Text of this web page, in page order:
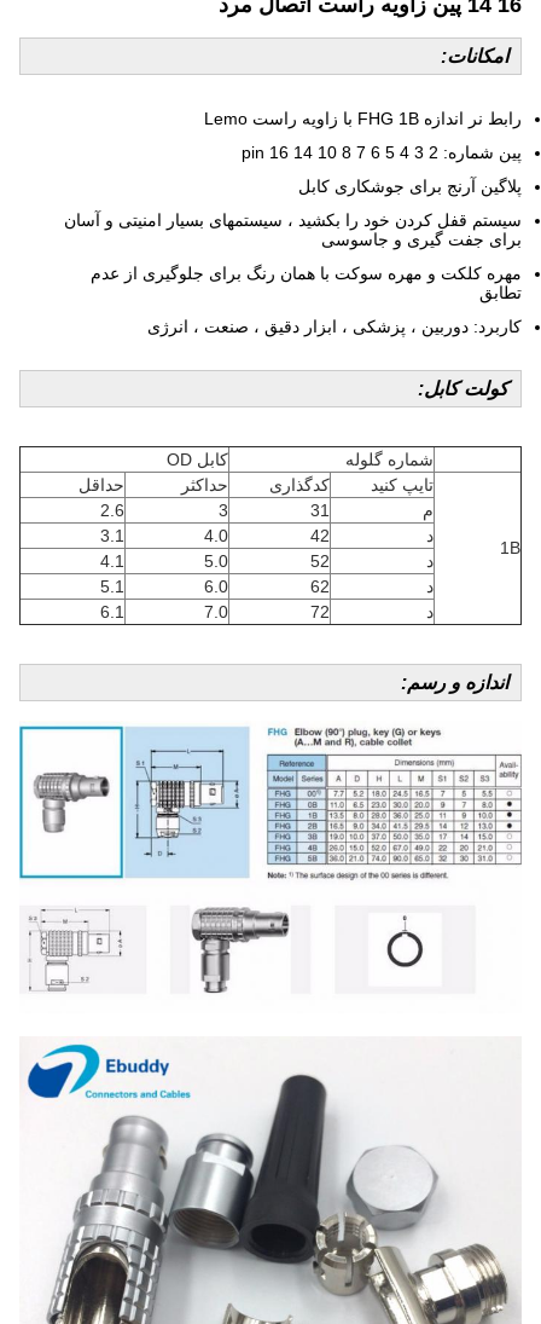
14 16 پین زاویه راست اتصال مرد
امکانات:
رابط نر اندازه FHG 1B با زاویه راست Lemo
پین شماره: 2 3 4 5 6 7 8 10 14 16 pin
پلاگین آرنج برای جوشکاری کابل
سیستم قفل کردن خود را بکشید ، سیستمهای بسیار امنیتی و آسان
برای جفت گیری و جاسوسی
مهره کلکت و مهره سوکت با همان رنگ برای جلوگیری از عدم
تطابق
کاربرد: دوربین ، پزشکی ، ابزار دقیق ، صنعت ، انرژی
کولت کابل:
شماره گلوله کابل OD
1B
تایپ کنید کدگذاری حداکثر
حداقل
م
31
3
2.6
د
42
4.0
3.1
د
52
5.0
4.1
د
62
6.0
5.1
د
72
7.0
6.1
اندازه و رسم: